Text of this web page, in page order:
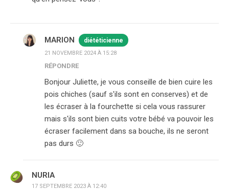
MARION diététicienne
21 NOVEMBRE 2024 À 15:28
RÉPONDRE
Bonjour Juliette, je vous conseille de bien cuire les
pois chiches (sauf s'ils sont en conserves) et de
les écraser à la fourchette si cela vous rassurer
mais s'ils sont bien cuits votre bébé va pouvoir les
écraser facilement dans sa bouche, ils ne seront
pas durs 🙂
NURIA
17 SEPTEMBRE 2023 À 12:40